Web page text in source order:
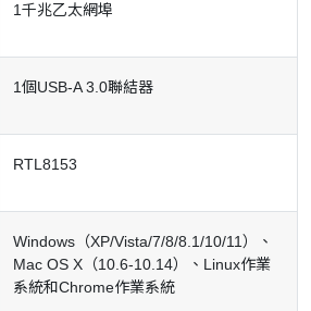
1千兆乙太網埠
1個USB-A 3.0聯結器
RTL8153
Windows（XP/Vista/7/8/8.1/10/11）、
Mac OS X（10.6-10.14）、Linux作業
系統和Chrome作業系統